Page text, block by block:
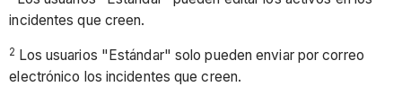
incidentes que creen.
2 Los usuarios "Estándar" solo pueden enviar por correo
electrónico los incidentes que creen.